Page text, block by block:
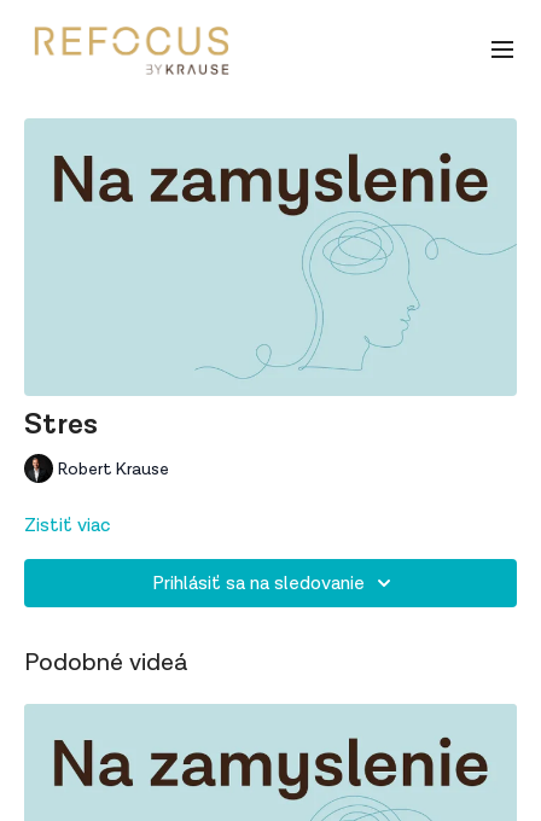
Stres
Robert Krause
Zistiť viac
Prihlásiť sa na sledovanie
Podobné videá